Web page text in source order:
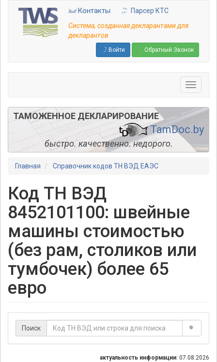
основному
содержанию
Контакты
Парсер КТС
Система, созданная декларантами для
декларантов
Войти Обратный Звонок
ТАМОЖЕННОЕ ДЕКЛАРИРОВАНИЕ
TamDoc.by
быстро. качественно. недорого.
Главная Справочник кодов ТН ВЭД ЕАЭС
Код ТН ВЭД
8452101100: швейные
машины стоимостью
(без рам, столиков или
тумбочек) более 65
евро
Поиск
актуальность информации: 07.08.2026